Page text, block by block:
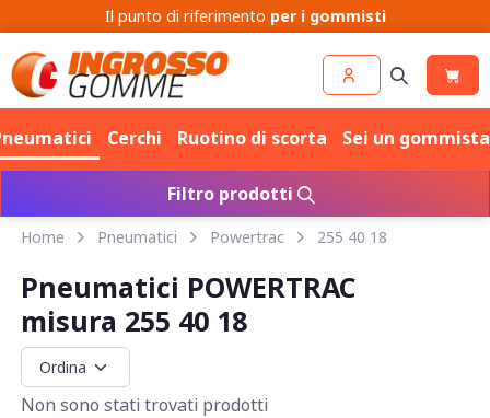
Il punto di riferimento per i gommisti
Cerchi Ruotino di scorta Sei un
Filtro prodotti
Home Pneumatici Powertrac 255 40 18
Pneumatici POWERTRAC
misura 255 40 18
Non sono stati trovati prodotti